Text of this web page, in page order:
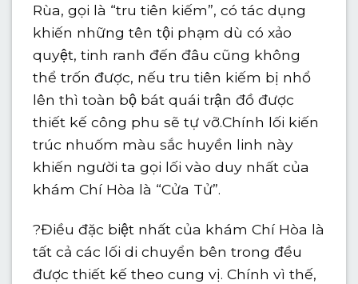
Rùa, gọi là “tru tiên kiếm”, có tác dụng
khiến những tên tội phạm dù có xảo
quyệt, tinh ranh đến đâu cũng không
thể trốn được, nếu tru tiên kiếm bị nhổ
lên thì toàn bộ bát quái trận đồ được
thiết kế công phu sẽ tự vỡ.Chính lối kiến
trúc nhuốm màu sắc huyền linh này
khiến người ta gọi lối vào duy nhất của
khám Chí Hòa là “Cửa Tử”.
?Điều đặc biệt nhất của khám Chí Hòa là
tất cả các lối di chuyển bên trong đều
được thiết kế theo cung vị. Chính vì thế,